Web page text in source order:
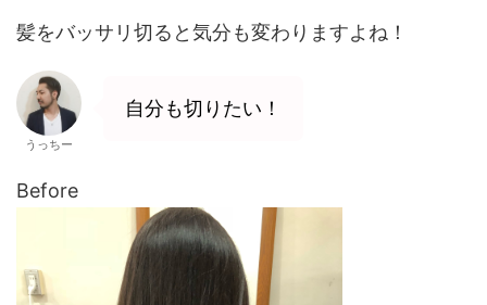
髪をバッサリ切ると気分も変わりますよね！
うっちー
自分も切りたい！
Before